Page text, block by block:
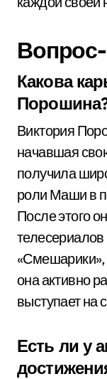
Какова
Виктория
начавшая
получила
роли Маши в
После этого
«Смешарики»,
она активно
выступает на
Есть ли у